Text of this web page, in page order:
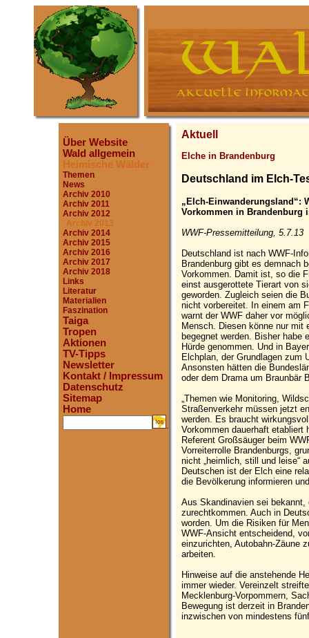
Über Website
Wald allgemein
Heimische Wälder
Themen
News
Archiv 2010
Archiv 2011
Archiv 2012
Archiv 2013
Archiv 2014
Archiv 2015
Archiv 2016
Archiv 2017
Archiv 2018
Links
Literatur
Materialien
Faszination
Taiga
Tropen
Aktionen
TV-Tipps
Newsletter
Kontakt / Impressum
Datenschutz
Sitemap
Home
.
Aktuell
Elche in Brandenburg
Deutschland im Elch-
„Elch-Einwanderungsland“:
Vorkommen in Brandenburg
WWF-Pressemitteilung, 5.7.13
Deutschland ist nach WWF-
Brandenburg gibt es demnach
Vorkommen. Damit ist, so die
einst ausgerottete Tierart von
geworden. Zugleich seien die
nicht vorbereitet. In einem am
warnt der WWF daher vor
Mensch. Diesen könne nur mit
begegnet werden. Bisher habe
Hürde genommen. Und in
Elchplan, der Grundlagen zum
Ansonsten hätten die
oder dem Drama um Braunbär
„Themen wie Monitoring,
Straßenverkehr müssen jetzt
werden. Es braucht
Vorkommen dauerhaft etabliert
Referent Großsäuger beim
Vorreiterrolle Brandenburgs,
nicht „heimlich, still und leise“
Deutschen ist der Elch eine
die Bevölkerung informieren
Aus Skandinavien sei
zurechtkommen. Auch in
worden. Um die Risiken für
WWF-Ansicht entscheidend,
einzurichten, Autobahn-Zäune
arbeiten.
Hinweise auf die anstehende
immer wieder. Vereinzelt
Mecklenburg-Vorpommern,
Bewegung ist derzeit in
inzwischen von mindestens